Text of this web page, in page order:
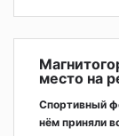
место на
Спортивный
нём приняли